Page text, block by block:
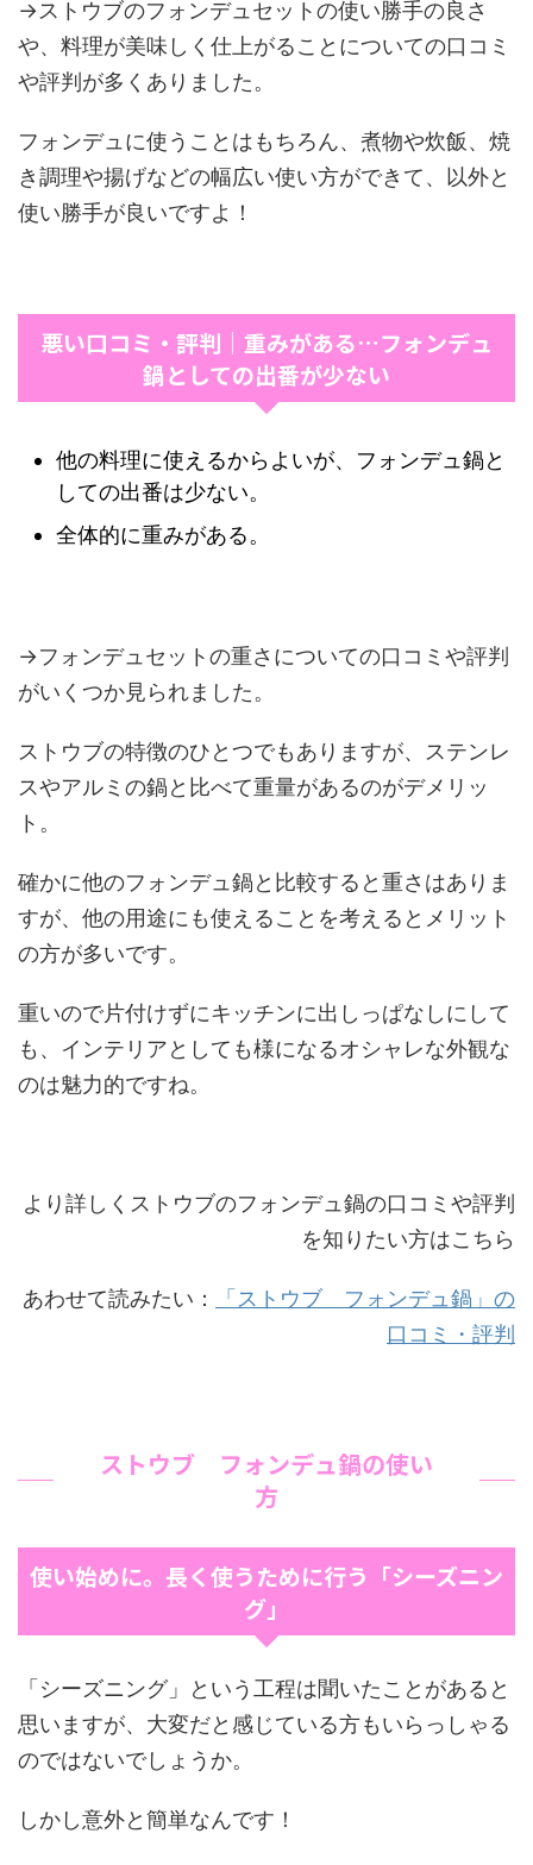
→ストウブのフォンデュセットの使い勝手の良さ
や、料理が美味しく仕上がることについての口コミ
や評判が多くありました。
フォンデュに使うことはもちろん、煮物や炊飯、焼
き調理や揚げなどの幅広い使い方ができて、以外と
使い勝手が良いですよ！
悪い口コミ・評判｜重みがある…フォンデュ
鍋としての出番が少ない
他の料理に使えるからよいが、フォンデュ鍋と
しての出番は少ない。
全体的に重みがある。
→フォンデュセットの重さについての口コミや評判
がいくつか見られました。
ストウブの特徴のひとつでもありますが、ステンレ
スやアルミの鍋と比べて重量があるのがデメリッ
ト。
確かに他のフォンデュ鍋と比較すると重さはありま
すが、他の用途にも使えることを考えるとメリット
の方が多いです。
重いので片付けずにキッチンに出しっぱなしにして
も、インテリアとしても様になるオシャレな外観な
のは魅力的ですね。
より詳しくストウブのフォンデュ鍋の口コミや評判
を知りたい方はこちら
あわせて読みたい：
「ストウブ フォンデュ鍋」の
口コミ・評判
ストウブ フォンデュ鍋の使い
方
使い始めに。長く使うために行う「シーズニン
グ」
「シーズニング」という工程は聞いたことがあると
思いますが、大変だと感じている方もいらっしゃる
のではないでしょうか。
しかし意外と簡単なんです！